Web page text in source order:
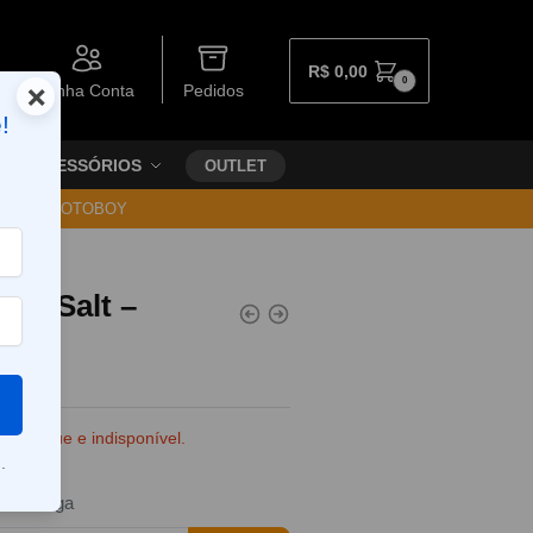
Minha Conta Pedidos
R$ 0,00 0
ACESSÓRIOS OUTLET
VIA MOTOBOY
Salt –
estoque e indisponível.
entrega
×